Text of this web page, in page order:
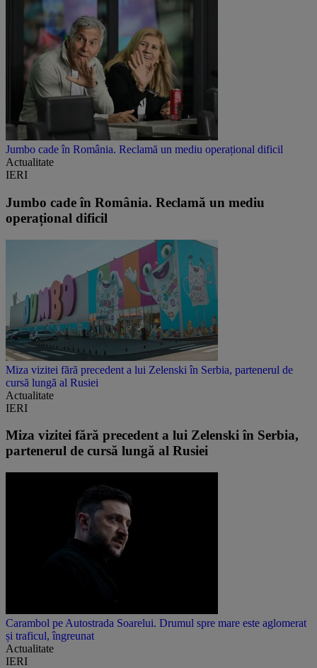
Jumbo cade în România. Reclamă un mediu operațional dificil
Actualitate
IERI
Jumbo cade în România. Reclamă un mediu
operațional dificil
Miza vizitei fără precedent a lui Zelenski în Serbia, partenerul de
cursă lungă al Rusiei
Actualitate
IERI
Miza vizitei fără precedent a lui Zelenski în Serbia,
partenerul de cursă lungă al Rusiei
Carambol pe Autostrada Soarelui. Drumul spre mare este aglomerat
și traficul, îngreunat
Actualitate
IERI